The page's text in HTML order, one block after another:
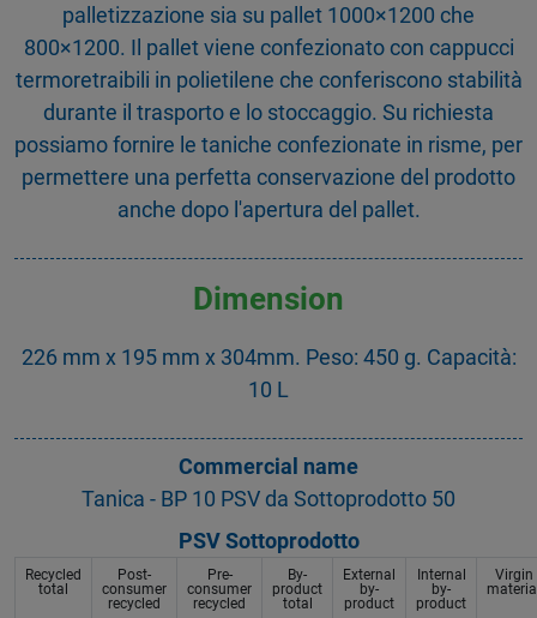
palletizzazione sia su pallet 1000×1200 che
800×1200. Il pallet viene confezionato con cappucci
termoretraibili in polietilene che conferiscono stabilità
durante il trasporto e lo stoccaggio. Su richiesta
possiamo fornire le taniche confezionate in risme, per
permettere una perfetta conservazione del prodotto
anche dopo l'apertura del pallet.
Dimension
226 mm x 195 mm x 304mm. Peso: 450 g. Capacità:
10 L
Commercial name
Tanica - BP 10 PSV da Sottoprodotto 50
PSV Sottoprodotto
Recycled
total
Post-
consumer
recycled
Pre-
consumer
recycled
By-
product
total
External
by-
product
Internal
by-
product
Virgin